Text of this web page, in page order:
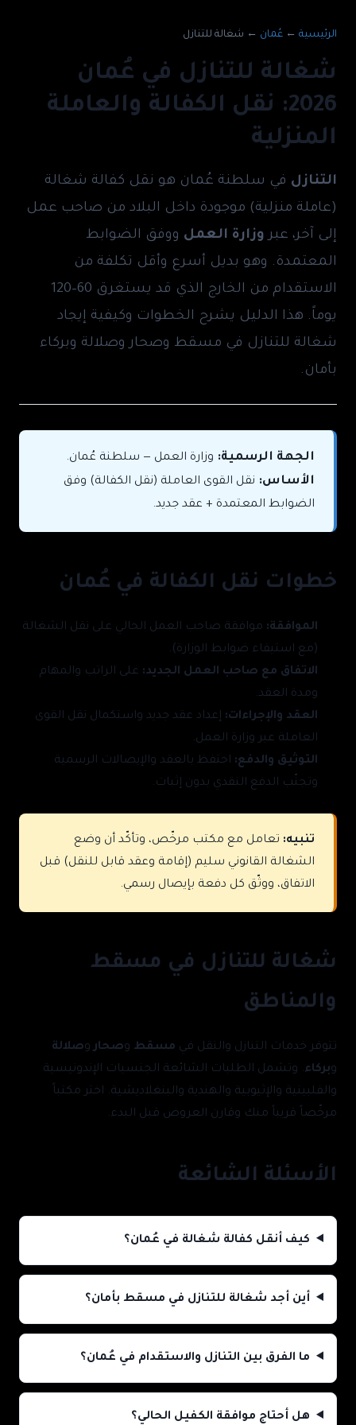
الرئيسية ← عُمان ← شغالة للتنازل
شغالة للتنازل في عُمان
2026: نقل الكفالة والعاملة
المنزلية
التنازل في سلطنة عُمان هو نقل كفالة شغالة
(عاملة منزلية) موجودة داخل البلاد من صاحب عمل
إلى آخر، عبر وزارة العمل ووفق الضوابط
المعتمدة. وهو بديل أسرع وأقل تكلفة من
الاستقدام من الخارج الذي قد يستغرق 60–120
يوماً. هذا الدليل يشرح الخطوات وكيفية إيجاد
شغالة للتنازل في مسقط وصحار وصلالة وبركاء
بأمان.
الجهة الرسمية: وزارة العمل — سلطنة عُمان.
الأساس: نقل القوى العاملة (نقل الكفالة) وفق
الضوابط المعتمدة + عقد جديد.
خطوات نقل الكفالة في عُمان
الموافقة: موافقة صاحب العمل الحالي على نقل الشغالة
(مع استيفاء ضوابط الوزارة).
الاتفاق مع صاحب العمل الجديد: على الراتب والمهام
ومدة العقد.
العقد والإجراءات: إعداد عقد جديد واستكمال نقل القوى
العاملة عبر وزارة العمل.
التوثيق والدفع: احتفظ بالعقد والإيصالات الرسمية
وتجنّب الدفع النقدي بدون إثبات.
تنبيه: تعامل مع مكتب مرخّص، وتأكّد أن وضع
الشغالة القانوني سليم (إقامة وعقد قابل للنقل) قبل
الاتفاق، ووثّق كل دفعة بإيصال رسمي.
شغالة للتنازل في مسقط
والمناطق
تتوفر خدمات التنازل والنقل في مسقط وصحاروصلالة
وبركاء. وتشمل الطلبات الشائعة الجنسيات الإندونيسية
والفلبينية والإثيوبية والهندية والبنغلاديشية. اختر مكتباً
مرخّصاً قريباً منك وقارن العروض قبل البدء.
الأسئلة الشائعة
كيف أنقل كفالة شغالة في عُمان؟
أين أجد شغالة للتنازل في مسقط بأمان؟
ما الفرق بين التنازل والاستقدام في عُمان؟
هل أحتاج موافقة الكفيل الحالي؟